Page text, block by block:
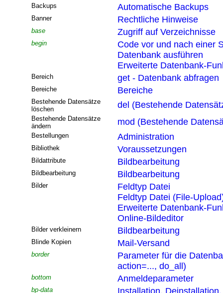
Backups Automatische Backups
Banner Rechtliche Hinweise
base Zugriff auf Verzeichnisse
begin
Code vor und nach einer
Datenbank ausführen
Erweiterte Datenbank-
Bereich get - Datenbank abfragen
Bereiche Bereiche
Bestehende Datensätze
löschen
del (Bestehende
Bestehende Datensätze
ändern
mod (Bestehende
Bestellungen Administration
Bibliothek Voraussetzungen
Bildattribute Bildbearbeitung
Bildbearbeitung Bildbearbeitung
Bilder
Feldtyp Datei
Feldtyp Datei (File-
Erweiterte Datenbank-
Online-Bildeditor
Bilder verkleinern Bildbearbeitung
Blinde Kopien Mail-Versand
border
Parameter für die
action=..., do_all)
bottom Anmeldeparameter
bp-data Installation,